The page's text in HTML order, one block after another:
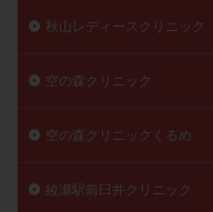
秋山レディースクリニック
空の森クリニック
空の森クリニックくるめ
綾瀬駅前臼井クリニック